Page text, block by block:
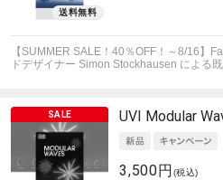
【SUMMER SALE！40％OFF！～8/16】
ドデザイナー Simon Stockhausen による
UVI Modular
3,500円 (税込)